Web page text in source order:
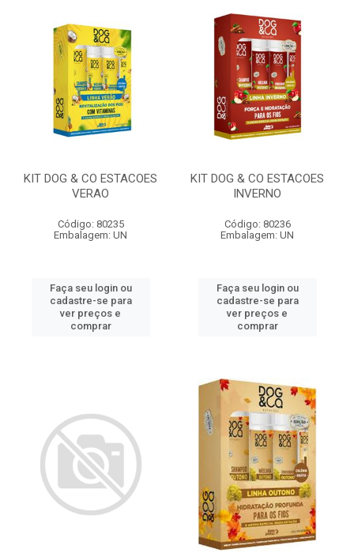
KIT DOG & CO ESTACOES
VERAO
Código: 80235
Embalagem: UN
Faça seu login ou
cadastre-se para
ver preços e
comprar
KIT DOG & CO ESTACOES
INVERNO
Código: 80236
Embalagem: UN
Faça seu login ou
cadastre-se para
ver preços e
comprar